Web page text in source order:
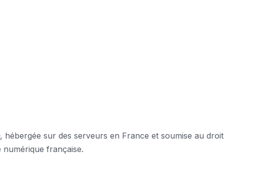
sur des serveurs en France et soumise au droit
française.